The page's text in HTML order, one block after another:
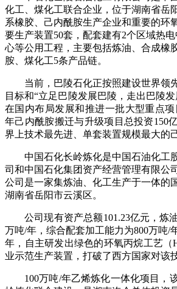
化工、煤化工联合企业，位于湖南省岳
系橡胶、己内酰胺生产企业和重要的环
要生产装置50套，配套建有2个区域热
心等公用工程，主要包括炼油、合成橡
胺、煤化工5条产品链。
当前，巴陵石化正按照建设世界领
目标和“立足巴陵发展巴陵，走出巴陵发
在国内布局发展和推进一批大型重点
年己内酰胺搬迁与升级项目总投资150
界上技术最先进、单套装置规模最大的
中国石化长岭炼化是中国石油化工
司和中国石化集团资产经营管理有限公
公司是一家集炼油、化工生产于一体的
湖南省岳阳市云溪区。
公司现有资产总额101.23亿元，炼
万吨/年，综合配套加工能力为800万吨/
年，自主研发出绿色的环氧丙烷工艺（
业示范生产装置，打破了西方国家对该
100万吨/年乙烯炼化一体化项目，